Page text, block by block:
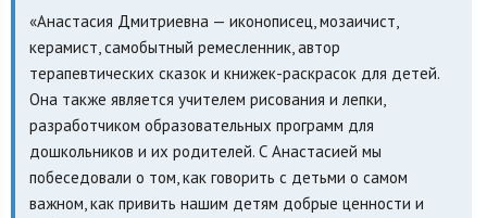
«Анастасия Дмитриевна — иконописец, мозаичист,
керамист, самобытный ремесленник, автор
терапевтических сказок и книжек-раскрасок для детей.
Она также является учителем рисования и лепки,
разработчиком образовательных программ для
дошкольников и их родителей. С Анастасией мы
побеседовали о том, как говорить с детьми о самом
важном, как привить нашим детям добрые ценности и